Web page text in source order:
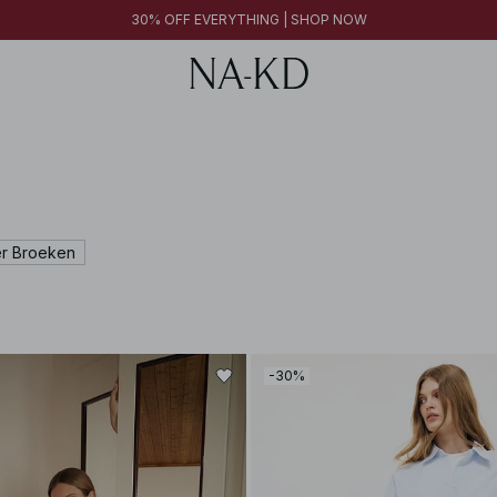
30% OFF EVERYTHING | SHOP NOW
Broeken
-30%